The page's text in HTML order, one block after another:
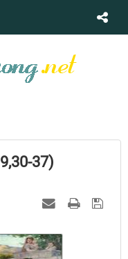
37)